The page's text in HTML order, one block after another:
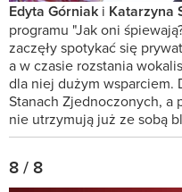
Edyta Górniak i Katarzyna
programu "Jak oni
zaczęły spotykać się
a w czasie rozstania
dla niej dużym wsparciem.
Stanach Zjednoczonych, a
nie utrzymują już ze sobą
8 / 8